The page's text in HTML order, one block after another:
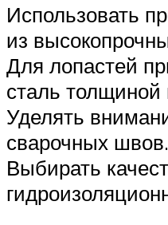
Использовать
из
Для лопастей
сталь
Уделять
сварочных швов.
Выбирать